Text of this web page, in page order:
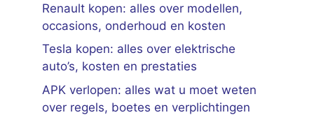
Renault kopen: alles over modellen,
occasions, onderhoud en kosten
Tesla kopen: alles over elektrische
auto’s, kosten en prestaties
APK verlopen: alles wat u moet weten
over regels, boetes en verplichtingen